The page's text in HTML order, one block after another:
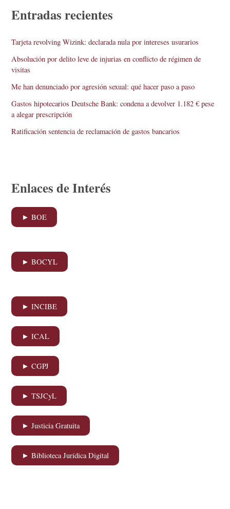
Entradas recientes
Tarjeta revolving Wizink: declarada nula por intereses usurarios
Absolución por delito leve de injurias en conflicto de régimen de
visitas
Me han denunciado por agresión sexual: qué hacer paso a paso
Gastos hipotecarios Deutsche Bank: condena a devolver 1.182 € pese
a alegar prescripción
Ratificación sentencia de reclamación de gastos bancarios
Enlaces de Interés
► BOE
► BOCYL
► INCIBE
► ICAL
► CGPJ
► TSJCyL
► Justicia Gratuita
► Biblioteca Jurídica Digital